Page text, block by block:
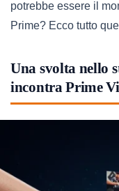
potrebbe essere il
Prime? Ecco tutto
Una svolta nello
incontra Prime